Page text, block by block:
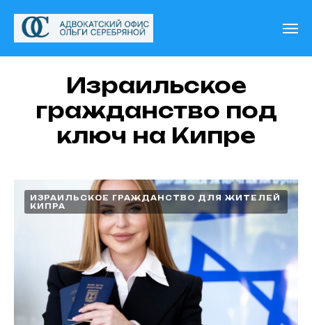
Израильское
гражданство под
ключ на Кипре
ИЗРАИЛЬСКОЕ ГРАЖДАНСТВО ДЛЯ ЖИТЕЛЕЙ
КИПРА